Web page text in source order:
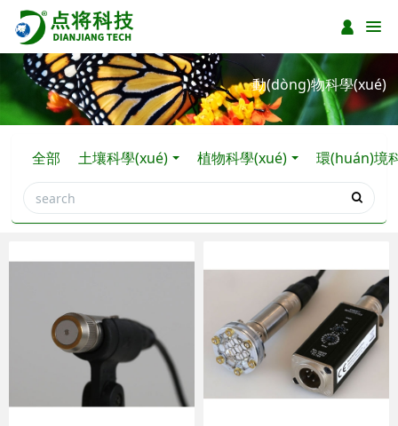
動(dòng)物科學(xué)
全部 土壤科學(xué) 植物科學(xué) 環(huán)境